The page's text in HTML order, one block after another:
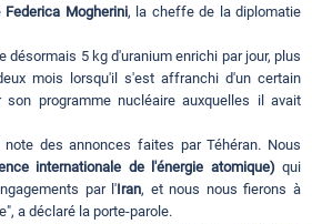
Federica Mogherini, la cheffe de la diplomatie
désormais 5 kg d'uranium enrichi par jour, plus
mois lorsqu'il s'est affranchi d'un certain
programme nucléaire auxquelles il avait
des annonces faites par Téhéran. Nous
internationale de l'énergie atomique) qui
par l'Iran, et nous nous fierons à
a déclaré la porte-parole.